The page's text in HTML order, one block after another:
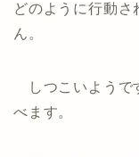
どのように行動
ん。
しつこいようで
べます。